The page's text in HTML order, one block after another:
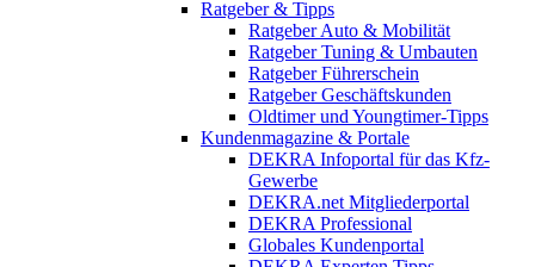
Ratgeber & Tipps
Ratgeber Auto & Mobilität
Ratgeber Tuning & Umbauten
Ratgeber Führerschein
Ratgeber Geschäftskunden
Oldtimer und Youngtimer-Tipps
Kundenmagazine & Portale
DEKRA Infoportal für das Kfz-
Gewerbe
DEKRA.net Mitgliederportal
DEKRA Professional
Globales Kundenportal